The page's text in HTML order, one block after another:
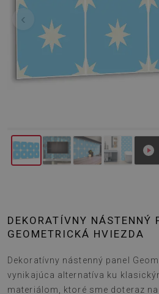
‹
DEKORATÍVNY NÁSTENNÝ
GEOMETRICKÁ HVIEZDA
Dekoratívny nástenný panel
vynikajúca alternatíva ku
materiálom, ktoré sme doteraz